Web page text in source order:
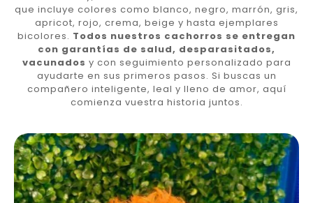
que incluye colores como blanco, negro, marrón, gris,
apricot, rojo, crema, beige y hasta ejemplares
bicolores. Todos nuestros cachorros se entregan
con garantías de salud, desparasitados,
vacunados y con seguimiento personalizado para
ayudarte en sus primeros pasos. Si buscas un
compañero inteligente, leal y lleno de amor, aquí
comienza vuestra historia juntos.